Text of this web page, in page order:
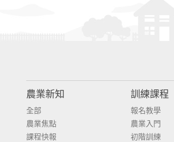
農業新知
全部
農業焦點
課程快報
訓練課程
報名教學
農業入門
初階訓練